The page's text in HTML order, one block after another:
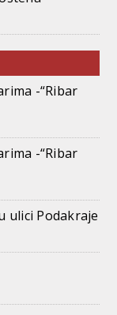
-“Ribar
-“Ribar
ulici Podakraje